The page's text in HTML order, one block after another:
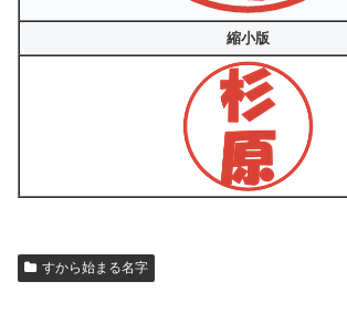
縮小版
すから始まる名字